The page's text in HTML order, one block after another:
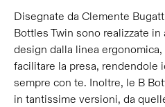
Disegnate da Clemente
Bottles Twin sono realizzate
design dalla linea
facilitare la presa, rendendole
sempre con te. Inoltre, le B
in tantissime versioni, da